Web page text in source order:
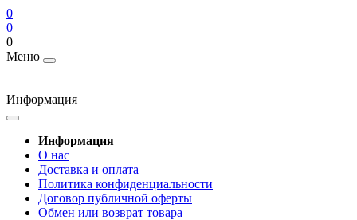
0
0
0
Меню
Информация
Информация
О нас
Доставка и оплата
Политика конфиденциальности
Договор публичной оферты
Обмен или возврат товара